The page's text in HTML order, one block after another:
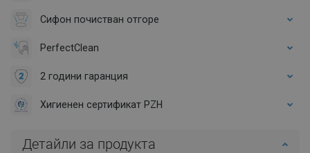
Сифон почистван отгоре
PerfectClean
2 години гаранция
Хигиенен сертификат PZH
Детайли за продукта